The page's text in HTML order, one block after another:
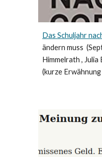
Das Schuljahr
ändern muss
Himmelrath , Julia
(kurze